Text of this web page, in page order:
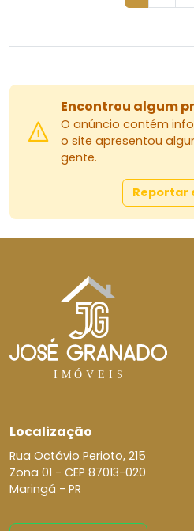
Encontrou algum
O anúncio contém
o site apresentou
gente.
Reportar
Localização
Rua Octávio Perioto, 215
Zona 01 - CEP 87013-020
Maringá - PR